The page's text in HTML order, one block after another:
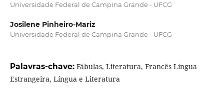
Universidade Federal de Campina Grande - UFCG
Josilene Pinheiro-Mariz
Universidade Federal de Campina Grande - UFCG
Palavras-chave: Fábulas, Literatura, Francês Língua
Estrangeira, Língua e Literatura